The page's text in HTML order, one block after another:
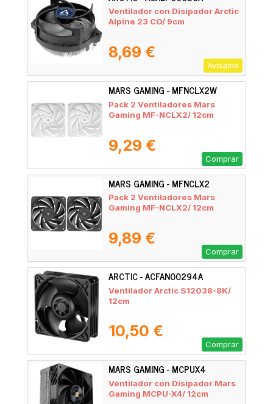
Ventilador con Disipador Arctic
Alpine 23 CO/ 9cm
8,69 €
Avísame
MARS GAMING - MFNCLX2W
Pack 2 Ventiladores Mars
Gaming MF-NCLX2/ 12cm
9,29 €
Comprar
MARS GAMING - MFNCLX2
Pack 2 Ventiladores Mars
Gaming MF-NCLX2/ 12cm
9,89 €
Comprar
ARCTIC - ACFAN00294A
Ventilador Arctic S12038-8K/
12cm
10,50 €
Comprar
MARS GAMING - MCPUX4
Ventilador con Disipador Mars
Gaming MCPU-X4/ 12cm